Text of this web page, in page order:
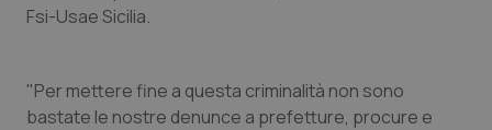
Lazio
Liguria
Diabete & glucometri
Disturbi dell’umore
Fsi-Usae Sicilia.
"Per mettere fine a questa criminalità non sono
bastate le nostre denunce a prefetture, procure e